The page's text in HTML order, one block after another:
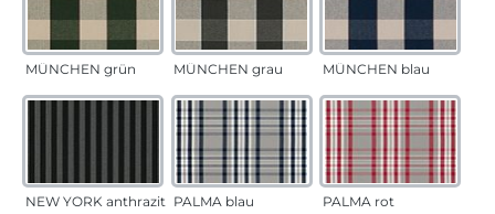
MÜNCHEN grün MÜNCHEN grau MÜNCHEN blau
NEW YORK anthrazit PALMA blau PALMA rot